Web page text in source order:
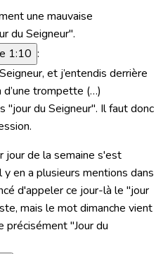
une mauvaise
du Seigneur".
1:10 :
et j’entendis derrière
trompette (…)
"jour du Seigneur". Il faut donc
jour de la semaine s'est
en a plusieurs mentions dans
d'appeler ce jour-là le "jour
mais le motdimanche vient
précisément "Jour du